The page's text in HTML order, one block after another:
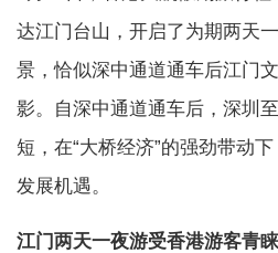
达江门台山，开启了为期两天
景，恰似深中通道通车后江门
影。自深中通道通车后，深圳
短，在“大桥经济”的强劲带动
发展机遇。
江门两天一夜游受香港游客青睐